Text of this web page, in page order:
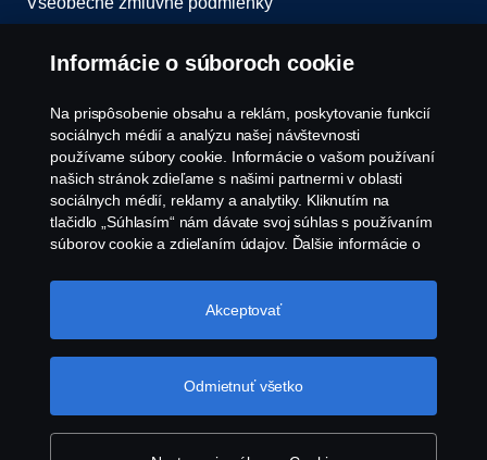
Oznámenie porušenia predpisov
Zásady Cookies
Zásady používania súborov cookie spoločnosti
Scania
Scania Slovakia s.r.o., Diaľničná cesta 4570/2A,
903 01 Senec, Slovenská republika, Tel: +421 2
482 08 311
Informácie o súboroch cookie
Na prispôsobenie obsahu a reklám, poskytovanie funkcií
sociálnych médií a analýzu našej návštevnosti
používame súbory cookie. Informácie o vašom používaní
našich stránok zdieľame s našimi partnermi v oblasti
sociálnych médií, reklamy a analytiky. Kliknutím na
tlačidlo „Súhlasím“ nám dávate svoj súhlas s používaním
súborov cookie a zdieľaním údajov. Ďalšie informácie o
o súboroch cookie, ktorú nájdete kliknutím na odkaz za
týmto textom. Svoje súbory cookie môžete spravovať tiež
Odmietnuť všetko
Akceptovať